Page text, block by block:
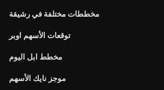
مخططات مختلفة في رشيقة
توقعات الأسهم اوبر
مخطط ابل اليوم
موجز نايك الأسهم